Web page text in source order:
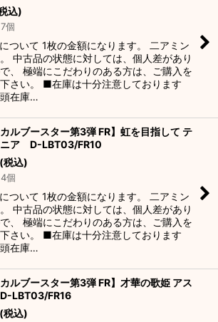
込)
個
ついて 1枚の金額になります。 二アミン
。 中古品の状態に対しては、個人差があり
、 極端にこだわりのある方は、ご購入を
さい。 ■在庫は十分注意しております
在庫…
カルブースター第3弾 FR】虹を目指して テ
ニア D-LBT03/FR10
(税込)
個
ついて 1枚の金額になります。 二アミン
。 中古品の状態に対しては、個人差があり
、 極端にこだわりのある方は、ご購入を
さい。 ■在庫は十分注意しております
在庫…
カルブースター第3弾 FR】才華の歌姫 アス
LBT03/FR16
(税込)